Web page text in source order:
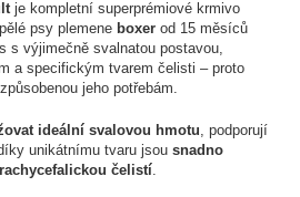
je kompletní superprémiové krmivo
psy plemene boxer od 15 měsíců
s výjimečně svalnatou postavou,
a specifickým tvarem čelisti – proto
jeho potřebám.
ideální svalovou hmotu, podporují
unikátnímu tvaru jsousnadno
čelistí.